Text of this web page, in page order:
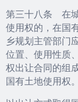
第三十八条 在
使用权的，在国
乡规划主管部门
位置、使用性质
权出让合同的组
国有土地使用权。